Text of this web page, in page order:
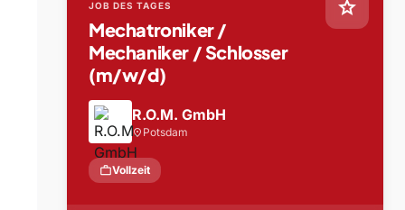
star
JOB DES TAGES
Mechatroniker /
Mechaniker / Schlosser
(m/w/d)
R.O.M. GmbH
location_on Potsdam
workVollzeit